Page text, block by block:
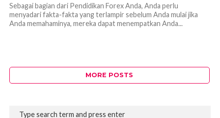
Sebagai bagian dari Pendidikan Forex Anda, Anda perlu
menyadari fakta-fakta yang terlampir sebelum Anda mulai jika
Anda memahaminya, mereka dapat menempatkan Anda...
MORE POSTS